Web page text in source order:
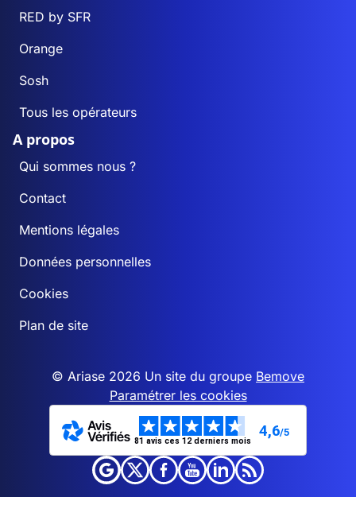
RED by SFR
Orange
Sosh
Tous les opérateurs
A propos
Qui sommes nous ?
Contact
Mentions légales
Données personnelles
Cookies
Plan de site
© Ariase 2026 Un site du groupe Bemove
Paramétrer les cookies
81 avis ces 12 derniers mois
4,6/5